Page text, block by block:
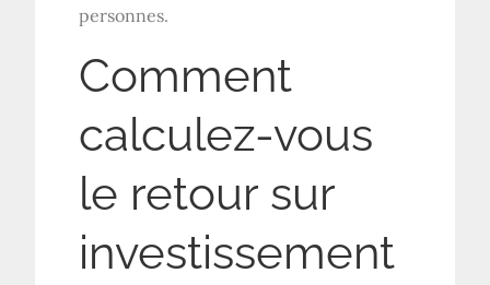
personnes.
Comment
calculez-vous
le retour sur
investissement